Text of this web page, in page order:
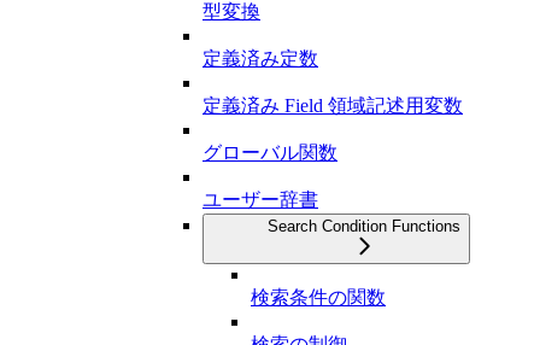
型変換
定義済み定数
定義済み Field 領域記述用変数
グローバル関数
ユーザー辞書
Search Condition Functions
検索条件の関数